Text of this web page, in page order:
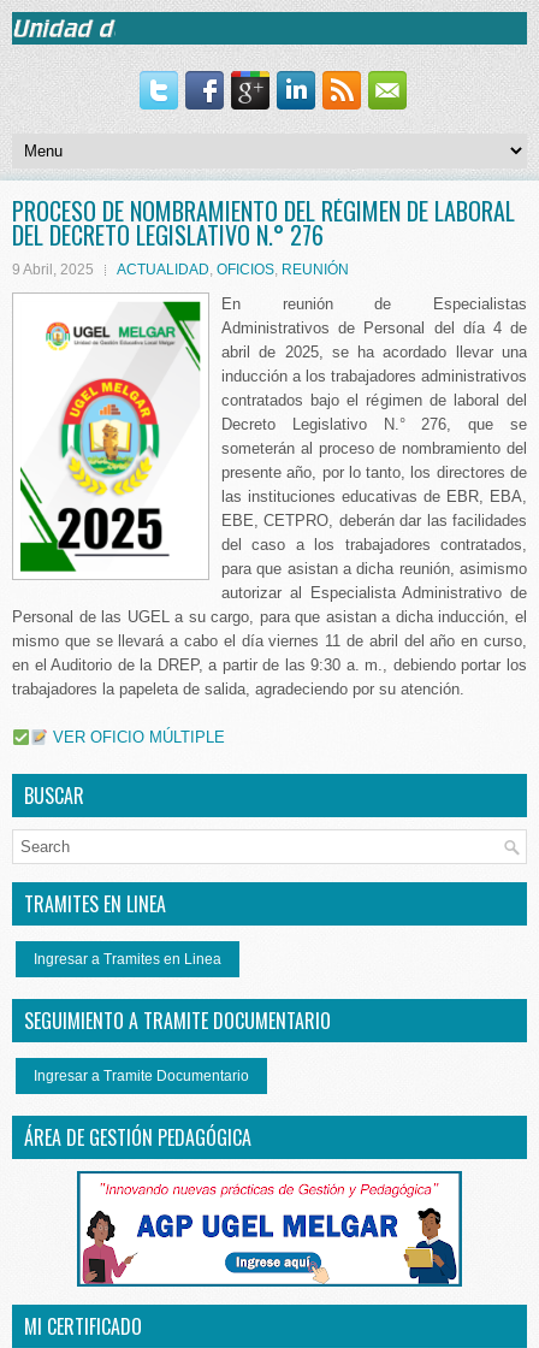
PROCESO DE NOMBRAMIENTO DEL RÉGIMEN DE LABORAL
DEL DECRETO LEGISLATIVO N.° 276
9 Abril, 2025 ACTUALIDAD, OFICIOS, REUNIÓN
En reunión de Especialistas
Administrativos de Personal del día 4 de
abril de 2025, se ha acordado llevar una
inducción a los trabajadores administrativos
contratados bajo el régimen de laboral del
Decreto Legislativo N.° 276, que se
someterán al proceso de nombramiento del
presente año, por lo tanto, los directores de
las instituciones educativas de EBR, EBA,
EBE, CETPRO, deberán dar las facilidades
del caso a los trabajadores contratados,
para que asistan a dicha reunión, asimismo
autorizar al Especialista Administrativo de
Personal de las UGEL a su cargo, para que asistan a dicha inducción, el
mismo que se llevará a cabo el día viernes 11 de abril del año en curso,
en el Auditorio de la DREP, a partir de las 9:30 a. m., debiendo portar los
trabajadores la papeleta de salida, agradeciendo por su atención.
VER OFICIO MÚLTIPLE
BUSCAR
TRAMITES EN LINEA
Ingresar a Tramites en Linea
SEGUIMIENTO A TRAMITE DOCUMENTARIO
Ingresar a Tramite Documentario
ÁREA DE GESTIÓN PEDAGÓGICA
MI CERTIFICADO